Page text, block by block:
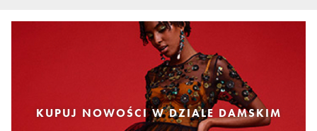
KUPUJ NOWOŚCI W DZIALE DAMSKIM